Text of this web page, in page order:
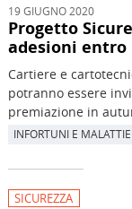
19 GIUGNO 2020
Progetto
adesioni entro
Cartiere e
potranno essere
premiazione in
INFORTUNI E
SICUREZZA